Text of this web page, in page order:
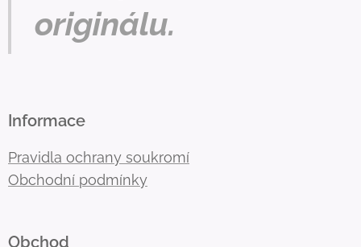
originálu.
Informace
Pravidla ochrany soukromí
Obchodní podmínky
Obchod